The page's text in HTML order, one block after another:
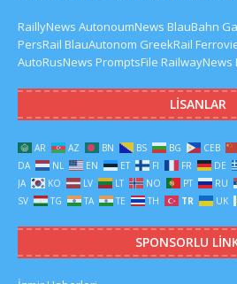
RaillyNews AutonoumNews BlauBahn
PersRail BlauAutonom GreekRail
AutoRusNews PromptsFile RailwayNews
LISANLAR
AR AZ BN BS BG CEB
DA
NL EN ET FI FR DE
JA
KO LV LT NO PT RU
SV
TG TA TE TH TR UK
SPONSORLU